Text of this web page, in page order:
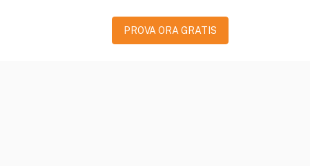
PROVA ORA GRATIS